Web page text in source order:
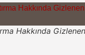
Hakkında Gizlenen